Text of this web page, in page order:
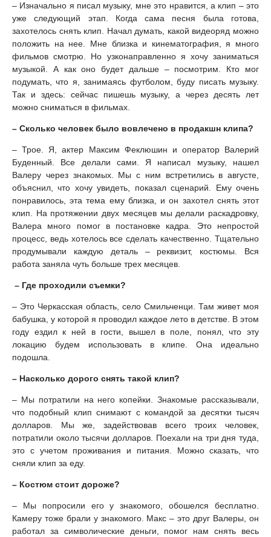
– Изначально я писал музыку, мне это нравится, а клип – это
уже следующий этап. Когда сама песня была готова,
захотелось снять клип. Начал думать, какой видеоряд можно
положить на нее. Мне близка и кинематография, я много
фильмов смотрю. Но узконаправленно я хочу заниматься
музыкой. А как оно будет дальше – посмотрим. Кто мог
подумать, что я, занимаясь футболом, буду писать музыку.
Так и здесь: сейчас пишешь музыку, а через десять лет
можно сниматься в фильмах.
– Сколько человек было вовлечено в продакшн клипа?
– Трое. Я, актер Максим Феклюшин и оператор Валерий
Буденный. Все делали сами. Я написал музыку, нашел
Валеру через знакомых. Мы с ним встретились в августе,
объяснил, что хочу увидеть, показал сценарий. Ему очень
понравилось, эта тема ему близка, и он захотел снять этот
клип. На протяжении двух месяцев мы делали раскадровку,
Валера много помог в постановке кадра. Это непростой
процесс, ведь хотелось все сделать качественно. Тщательно
продумывали каждую деталь – реквизит, костюмы. Вся
работа заняла чуть больше трех месяцев.
– Где проходили съемки?
– Это Черкасская область, село Смильченци. Там живет моя
бабушка, у которой я проводил каждое лето в детстве. В этом
году ездил к ней в гости, вышел в поле, понял, что эту
локацию будем использовать в клипе. Она идеально
подошла.
– Насколько дорого снять такой клип?
– Мы потратили на него копейки. Знакомые рассказывали,
что подобный клип снимают с командой за десятки тысяч
долларов. Мы же, задействовав всего троих человек,
потратили около тысячи долларов. Поехали на три дня туда,
это с учетом проживания и питания. Можно сказать, что
сняли клип за еду.
– Костюм стоит дороже?
– Мы попросили его у знакомого, обошелся бесплатно.
Камеру тоже брали у знакомого. Макс – это друг Валеры, он
работал за символические деньги, помог нам снять весь